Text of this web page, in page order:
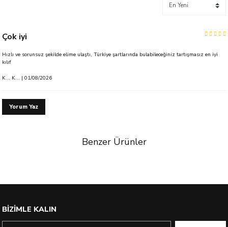
Çok iyi
Hızlı ve sorunsuz şekilde elime ulaştı, Türkiye şartlarında bulabileceğiniz tartışmasız en iyi
kılıf
K... K... | 01/08/2026
Yorum Yaz
Benzer Ürünler
BİZİMLE KALIN